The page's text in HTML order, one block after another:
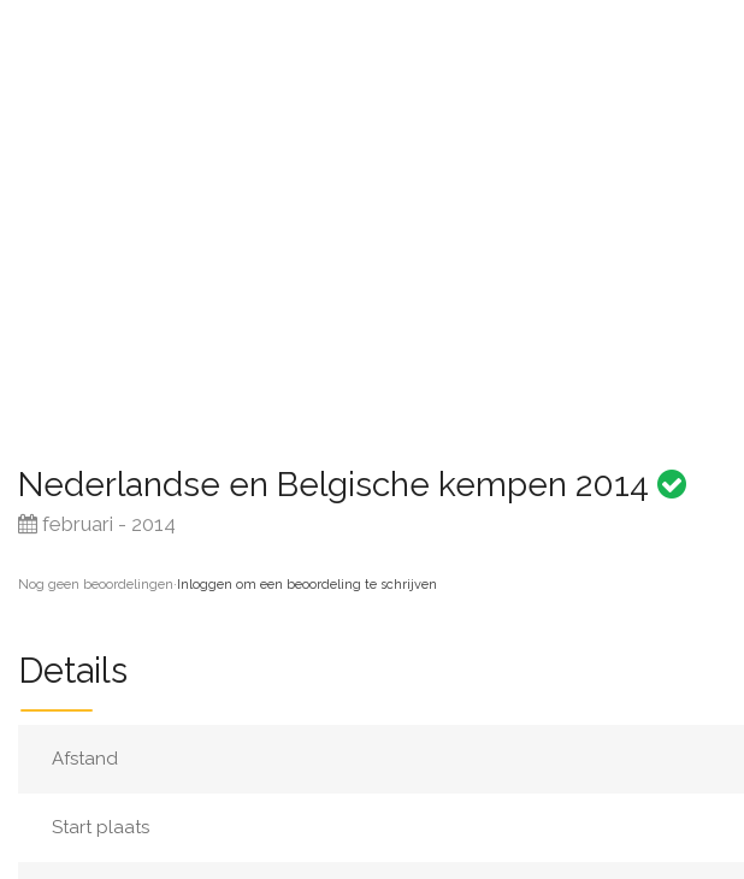
Nederlandse en Belgische kempen 2014
februari - 2014
Nog geen beoordelingen·Inloggen om een beoordeling te schrijven
Details
Afstand
Start plaats